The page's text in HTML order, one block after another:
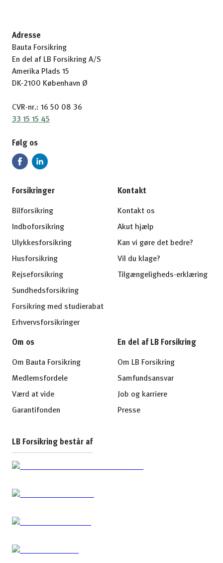
Adresse
Bauta Forsikring
En del af LB Forsikring A/S
Amerika Plads 15
DK-2100 København Ø
CVR-nr.: 16 50 08 36
33 15 15 45
Følg os
Forsikringer
Bilforsikring
Indboforsikring
Ulykkesforsikring
Husforsikring
Rejseforsikring
Sundhedsforsikring
Forsikring med studierabat
Erhvervsforsikringer
Kontakt
Kontakt os
Akut hjælp
Kan vi gøre det bedre?
Vil du klage?
Tilgængeligheds-erklæring
Om os
Om Bauta Forsikring
Medlemsfordele
Værd at vide
Garantifonden
En del af LB Forsikring
Om LB Forsikring
Samfundsansvar
Job og karriere
Presse
LB Forsikring består af